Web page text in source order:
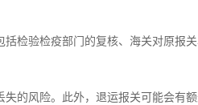
检验检疫部门的复核、海关对原报
的风险。此外，退运报关可能会有